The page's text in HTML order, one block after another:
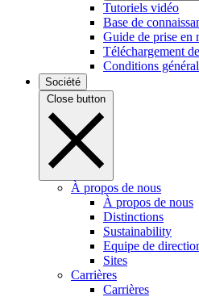
Tutoriels vidéo
Base de
Guide de prise en
Téléchargement
Conditions
Société
Close button
À propos de nous
À propos de nous
Distinctions
Sustainability
Equipe de
Sites
Carrières
Carrières